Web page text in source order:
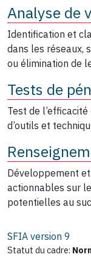
Analyse de
Identification et
dans les réseaux,
ou élimination de
Tests de
Test de
d’outils et
Développement
actionnables sur
potentielles au
SFIA version 9
Statut du cadre: